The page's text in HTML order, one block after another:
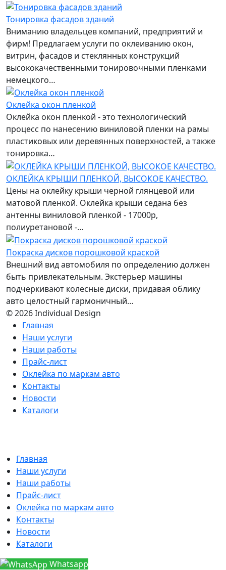
Тонировка фасадов зданий
Вниманию владельцев компаний, предприятий и
фирм! Предлагаем услуги по оклеиванию окон,
витрин, фасадов и стеклянных конструкций
высококачественными тонировочными пленками
немецкого…
Оклейка окон пленкой
Оклейка окон пленкой - это технологический
процесс по нанесению виниловой пленки на рамы
пластиковых или деревянных поверхностей, а также
тонировка…
ОКЛЕЙКА КРЫШИ ПЛЕНКОЙ, ВЫСОКОЕ КАЧЕСТВО.
Цены на оклейку крыши черной глянцевой или
матовой пленкой. Оклейка крыши седана без
антенны виниловой пленкой - 17000р,
полиуретановой -…
Покраска дисков порошковой краской
Внешний вид автомобиля по определению должен
быть привлекательным. Экстерьер машины
подчеркивают колесные диски, придавая облику
авто целостный гармоничный…
© 2026 Individual Design
Главная
Наши услуги
Наши работы
Прайс-лист
Оклейка по маркам авто
Контакты
Новости
Каталоги
Главная
Наши услуги
Наши работы
Прайс-лист
Оклейка по маркам авто
Контакты
Новости
Каталоги
Whatsapp